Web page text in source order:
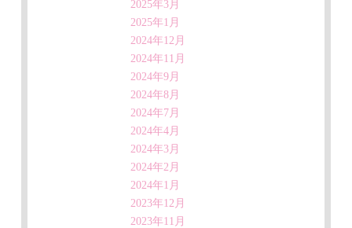
2025年3月
2025年1月
2024年12月
2024年11月
2024年9月
2024年8月
2024年7月
2024年4月
2024年3月
2024年2月
2024年1月
2023年12月
2023年11月